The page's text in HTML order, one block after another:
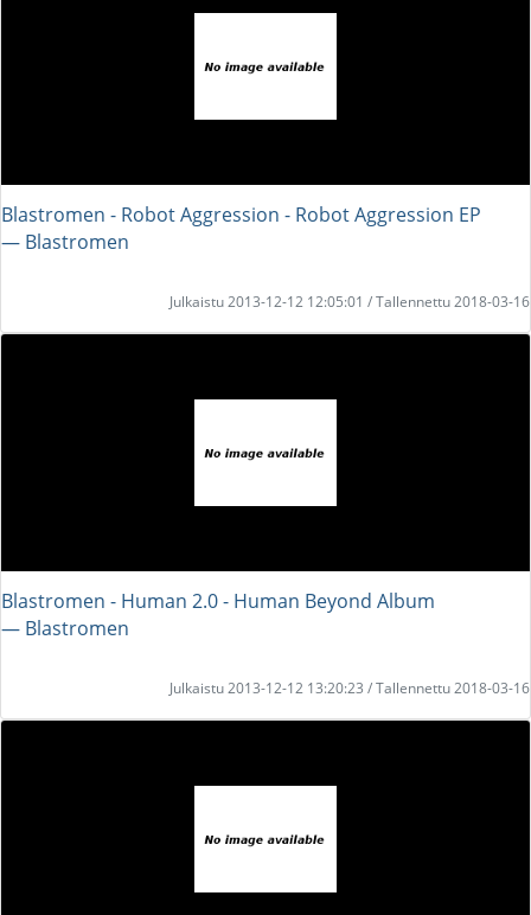
Blastromen - Robot Aggression - Robot Aggression EP
― Blastromen
Julkaistu 2013-12-12 12:05:01 / Tallennettu 2018-03-16
Blastromen - Human 2.0 - Human Beyond Album
― Blastromen
Julkaistu 2013-12-12 13:20:23 / Tallennettu 2018-03-16